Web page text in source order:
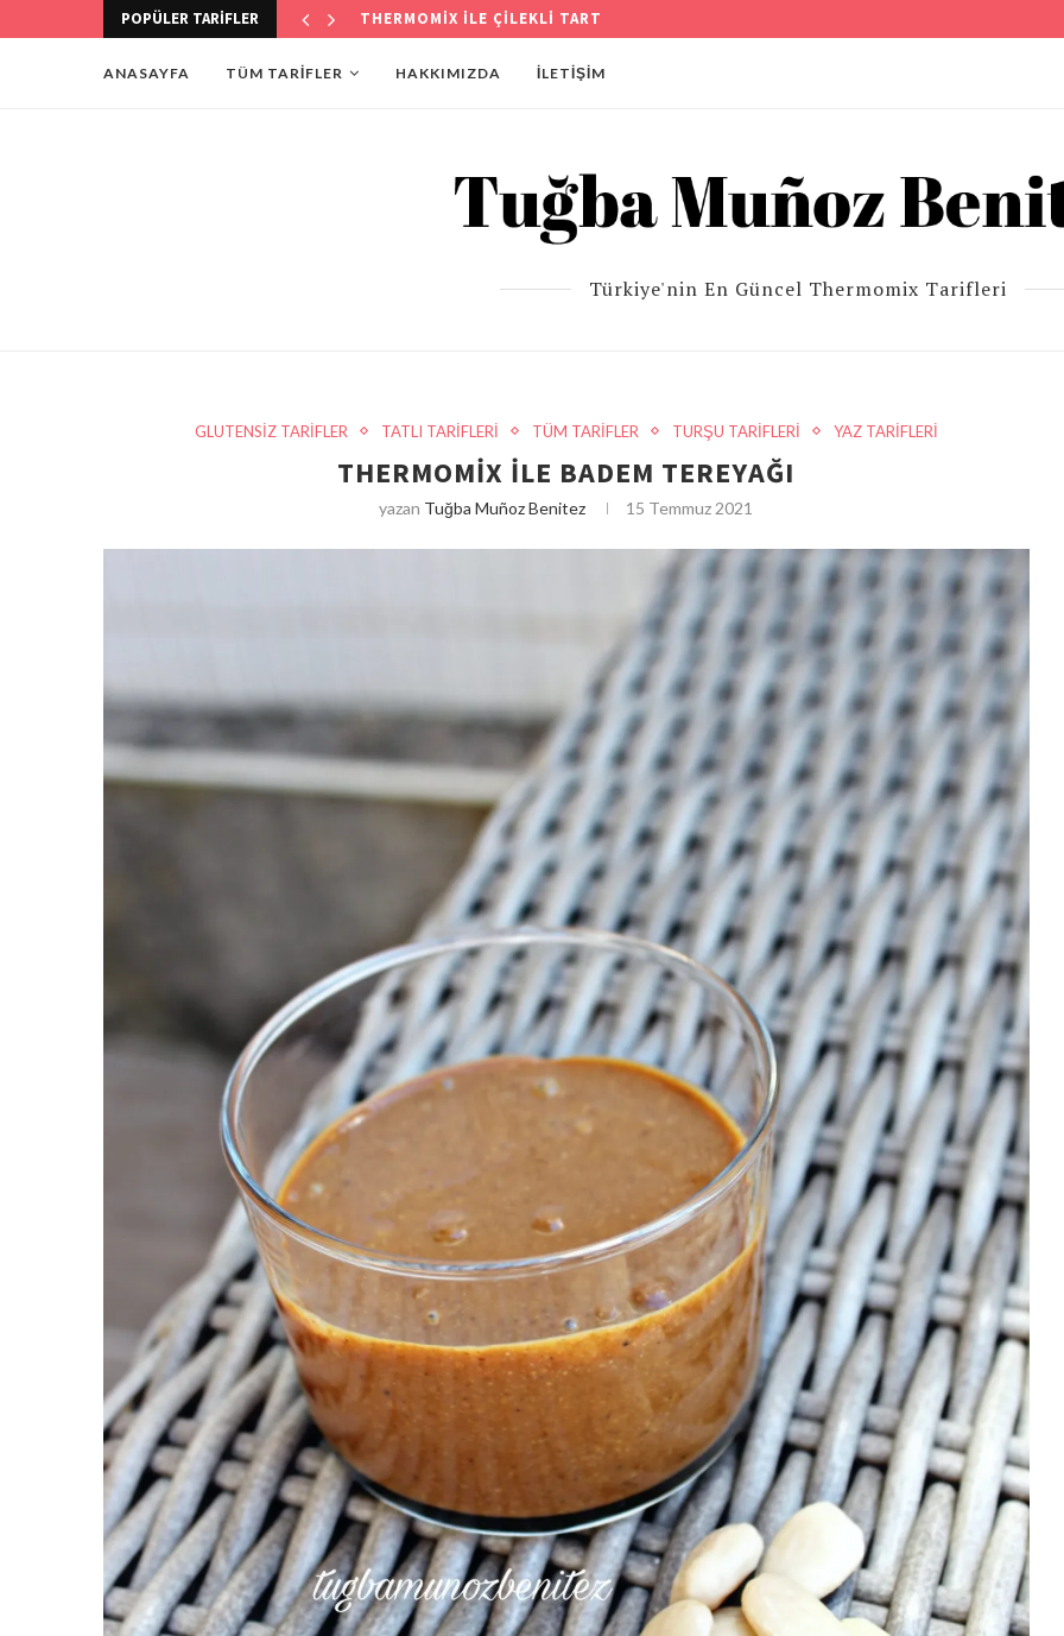
POPÜLER TARIFLER THERMOMİX İLE KÖSTEBEK PASTA TARİFİ
ANASAYFA TÜM TARİFLER HAKKIMIZDA İLETIŞIM
Türkiye'nin En Güncel Thermomix Tarifleri
GLUTENSİZ TARİFLER TATLI TARİFLERİ TÜM TARİFLER TURŞU TARİFLERİ YAZ TARİFLERİ
THERMOMIX ILE BADEM TEREYAĞI
yazan Tuğba Muñoz Benitez 15 Temmuz 2021